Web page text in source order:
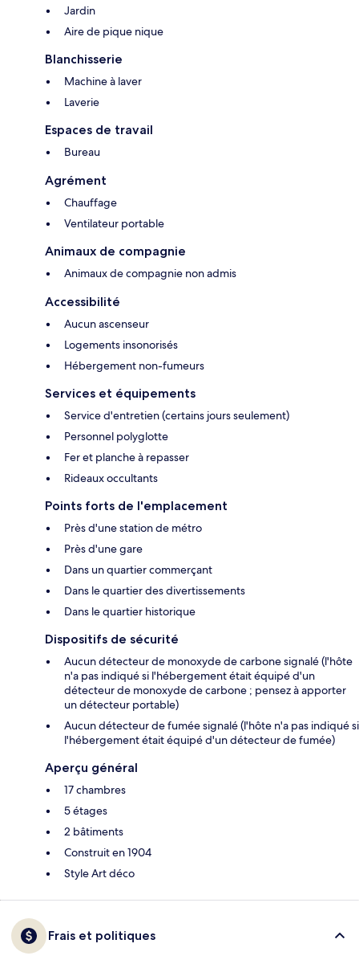
Jardin
Aire de pique nique
Blanchisserie
Machine à laver
Laverie
Espaces de travail
Bureau
Agrément
Chauffage
Ventilateur portable
Animaux de compagnie
Animaux de compagnie non admis
Accessibilité
Aucun ascenseur
Logements insonorisés
Hébergement non-fumeurs
Services et équipements
Service d'entretien (certains jours seulement)
Personnel polyglotte
Fer et planche à repasser
Rideaux occultants
Points forts de l'emplacement
Près d'une station de métro
Près d'une gare
Dans un quartier commerçant
Dans le quartier des divertissements
Dans le quartier historique
Dispositifs de sécurité
Aucun détecteur de monoxyde de carbone signalé (l'hôte
n'a pas indiqué si l'hébergement était équipé d'un
détecteur de monoxyde de carbone ; pensez à apporter
un détecteur portable)
Aucun détecteur de fumée signalé (l'hôte n'a pas indiqué si
l'hébergement était équipé d'un détecteur de fumée)
Aperçu général
17 chambres
5 étages
2 bâtiments
Construit en 1904
Style Art déco
Frais et politiques